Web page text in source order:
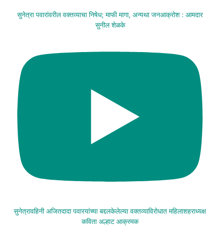
सुनेत्रा पवारांवरील वक्तव्याचा निषेध; माफी मागा, अन्यथा जनआक्रोश : आमदार
सुनील शेळके
सुनेत्रावहिनी अजितदादा पवारयांच्या बद्दलकेलेल्या वक्तव्याविरोधात महिलाशहराध्यक्ष
कविता अल्हाट आक्रमक